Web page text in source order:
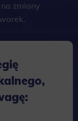
zmiany